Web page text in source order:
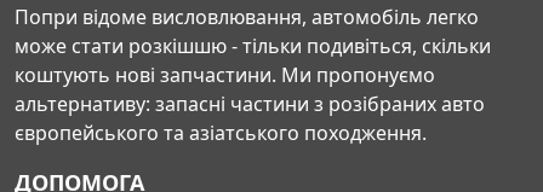
Попри відоме висловлювання, автомобіль легко
може стати розкішшю - тільки подивіться, скільки
коштують нові запчастини. Ми пропонуємо
альтернативу: запасні частини з розібраних авто
європейського та азіатського походження.
ДОПОМОГА